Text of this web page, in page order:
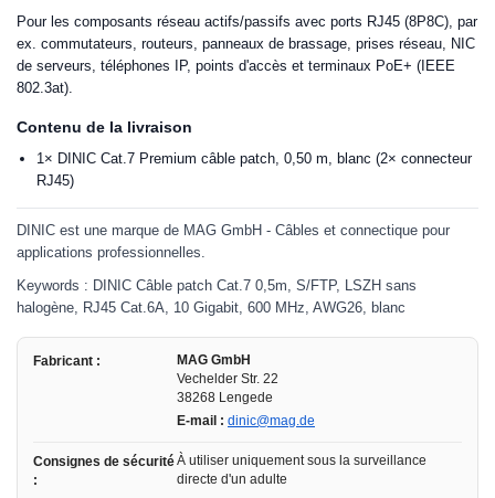
Pour les composants réseau actifs/passifs avec ports RJ45 (8P8C), par
ex. commutateurs, routeurs, panneaux de brassage, prises réseau, NIC
de serveurs, téléphones IP, points d'accès et terminaux PoE+ (IEEE
802.3at).
Contenu de la livraison
1× DINIC Cat.7 Premium câble patch, 0,50 m, blanc (2× connecteur
RJ45)
DINIC est une marque de MAG GmbH - Câbles et connectique pour
applications professionnelles.
Keywords : DINIC Câble patch Cat.7 0,5m, S/FTP, LSZH sans
halogène, RJ45 Cat.6A, 10 Gigabit, 600 MHz, AWG26, blanc
Fabricant :
MAG GmbH
Vechelder Str. 22
38268 Lengede
E-mail : dinic@mag.de
Consignes de sécurité
:
À utiliser uniquement sous la surveillance
directe d'un adulte